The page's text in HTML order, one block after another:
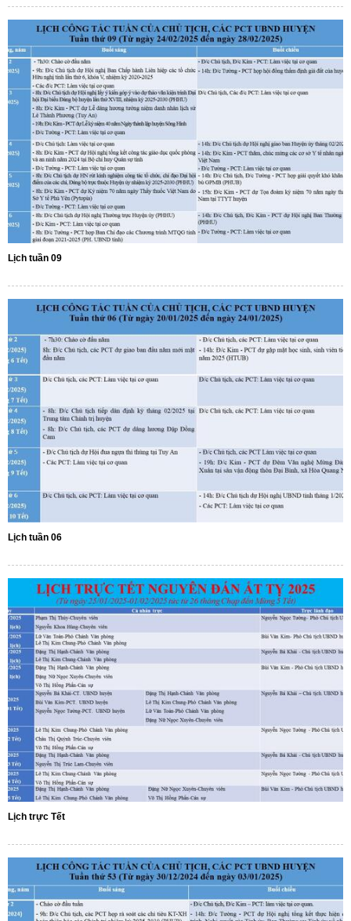
Lịch tuần 09
Lịch tuần 06
Lịch trực Tết